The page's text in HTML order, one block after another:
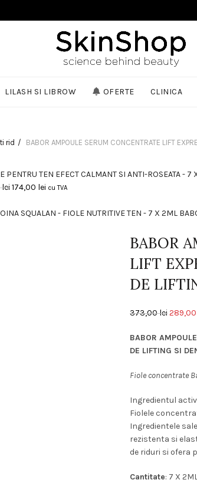
LILASH SI LIBROW OFERTE CLINICA
rid BABOR AMPOULE SERUM CONCENTRATE LIFT
leiPrețul
a
174,00 leiPrețul
este:
cu TVA
BABOR
LIFT
DE
373,00lei Prețul
a
fost:
289,00
BABOR
DE LIFTING SI
Fiole concentrate
Ingredientul
Fiolele
Ingredientele
rezistenta si
de riduri si ofera
Cantitate: 7 X